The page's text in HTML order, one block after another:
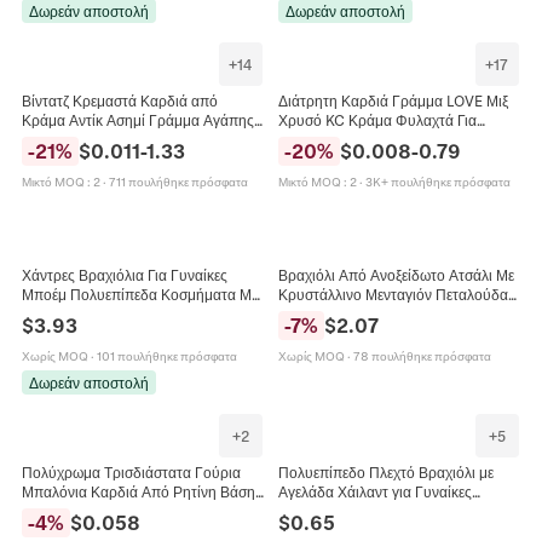
Δωρεάν αποστολή Δωρεάν αποστολή
+14
Βίντατζ Κρεμαστά Καρδιά από
Κράμα Αντίκ Ασημί Γράμμα Αγάπης
Ευχαριστώ για DIY Κολιέ Βραχιόλι
Μπρελόκ Κατασκευή Κοσμημάτων
-21% $0.011-1.33
Μικτό MOQ : 2· 711 πουλήθηκε πρόσφατα
+17
Διάτρητη Καρδιά Γράμμα LOVE Μιξ
Χρυσό KC Κράμα Φυλαχτά Για
Κατασκευή Κοσμημάτων DIY
Βραχιόλια Κολιέ Μενταγιόν
-20% $0.008-0.79
Μικτό MOQ : 2· 3K+ πουλήθηκε πρόσφατα
Χάντρες Βραχιόλια Για Γυναίκες
Μποέμ Πολυεπίπεδα Κοσμήματα Με
Μαργαριτάρι Επιχρυσωμένο Χαλκό
$3.93
Χωρίς MOQ · 101 πουλήθηκε πρόσφατα
Δωρεάν αποστολή
Βραχιόλι Από Ανοξείδωτο Ατσάλι Με
Κρυστάλλινο Μενταγιόν Πεταλούδας
Κοσμήματα Γυναίκες
-7% $2.07
Χωρίς MOQ · 78 πουλήθηκε πρόσφατα
+2
Πολύχρωμα Τρισδιάστατα Γούρια
Μπαλόνια Καρδιά Από Ρητίνη Βάση
Με Γράμματα Love DIY Διακόσμηση
Θήκης Κινητού Και Κλιπ Μαλλιών
-4% $0.058
+5
Πολυεπίπεδο Πλεχτό Βραχιόλι με
Αγελάδα Χάιλαντ για Γυναίκες
Τεχνητό Δέρμα Κράμα Σύμβολο
Απείρου Μενταγιόν Love
$0.65